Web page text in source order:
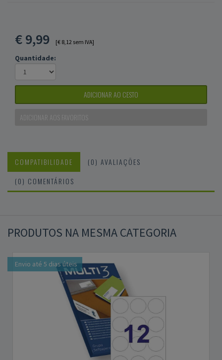
€9,99 [€ 8,12 sem IVA]
Quantidade:
ADICIONAR AO CESTO
ADICIONAR AOS FAVORITOS
COMPATIBILIDADE
(0) AVALIAÇÕES
(0) COMENTÁRIOS
PRODUTOS NA MESMA CATEGORIA
Envio até 5 dias úteis